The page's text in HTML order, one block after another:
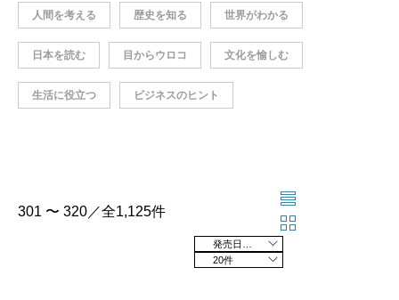
人間を考える 歴史を知る 世界がわかる
日本を読む 目からウロコ 文化を愉しむ
生活に役立つ ビジネスのヒント
301 〜 320／全1,125件
20件